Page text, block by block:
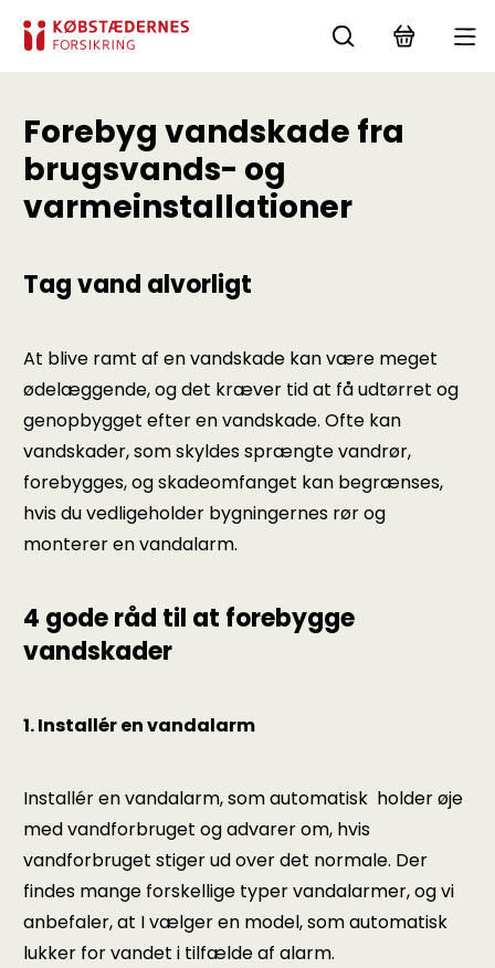
Forebyg vandskade fra
brugsvands- og
varmeinstallationer
Tag vand alvorligt
At blive ramt af en vandskade kan være meget
ødelæggende, og det kræver tid at få udtørret og
genopbygget efter en vandskade. Ofte kan
vandskader, som skyldes sprængte vandrør,
forebygges, og skadeomfanget kan begrænses,
hvis du vedligeholder bygningernes rør og
monterer en vandalarm.
4 gode råd til at forebygge
vandskader
1. Installér en vandalarm
Installér en vandalarm, som automatisk holder øje
med vandforbruget og advarer om, hvis
vandforbruget stiger ud over det normale. Der
findes mange forskellige typer vandalarmer, og vi
anbefaler, at I vælger en model, som automatisk
lukker for vandet i tilfælde af alarm.